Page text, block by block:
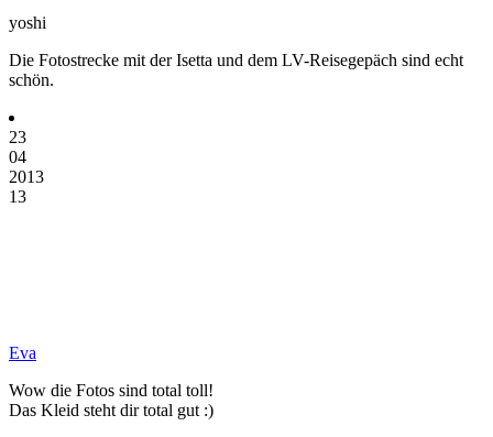
yoshi
Die Fotostrecke mit der Isetta und dem LV-Reisegepäch sind echt
schön.
23
04
2013
13
Eva
Wow die Fotos sind total toll!
Das Kleid steht dir total gut :)